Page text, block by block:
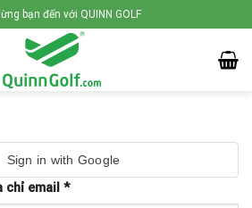
bạn đến với QUINN GOLF
Sign in with Google
chỉ email *